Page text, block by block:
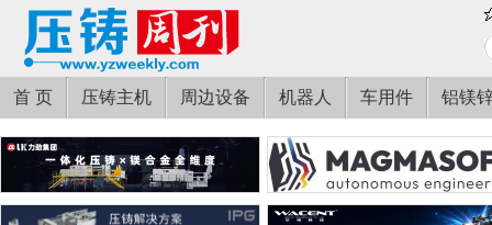
首 页 压铸主机 周边设备 机器人 车用件 铝镁